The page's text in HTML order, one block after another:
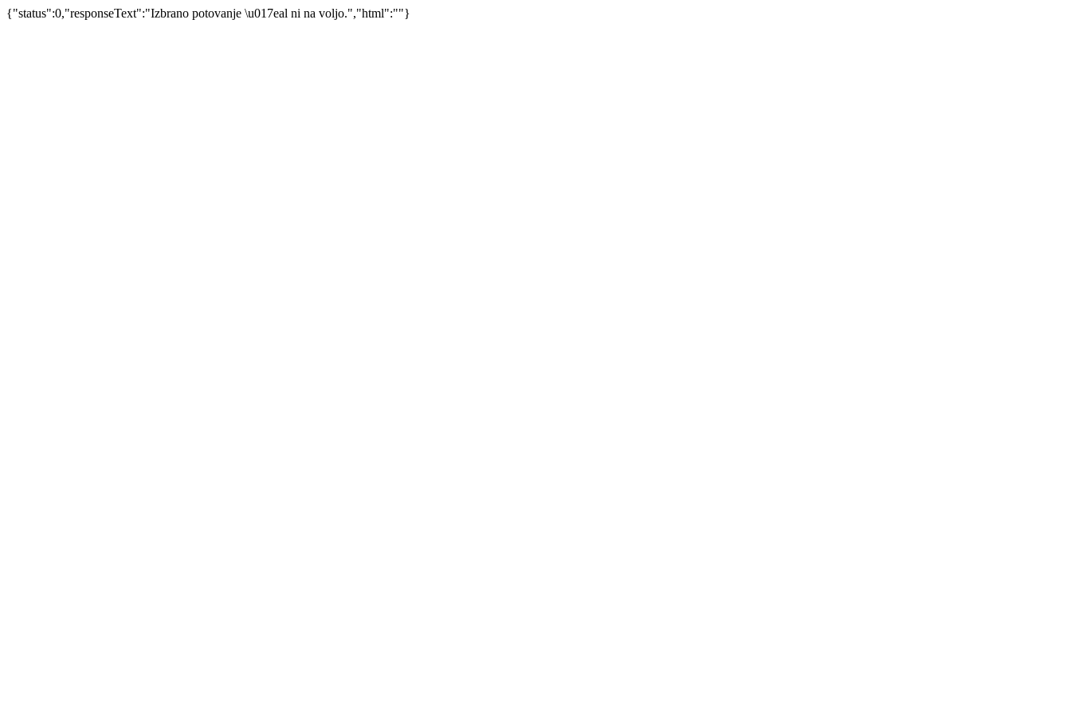
{"status":0,"responseText":"Izbrano potovanje \u017eal ni na voljo.","html":""}